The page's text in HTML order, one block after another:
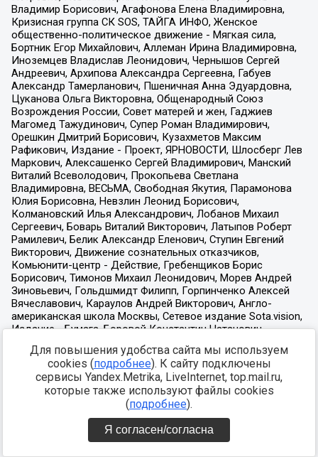
Для повышения удобства сайта мы используем
cookies (подробнее). К сайту подключены
сервисы Yandex.Metrika, LiveInternet, top.mail.ru,
которые также используют файлы cookies
(подробнее).
Я согласен/согласна